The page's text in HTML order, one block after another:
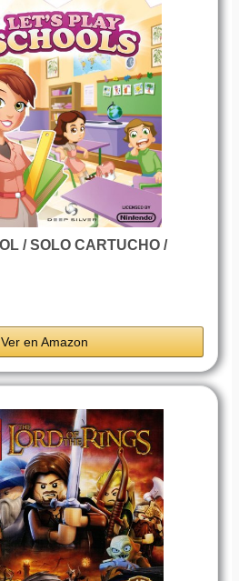
/ SOLO CARTUCHO /
Ver en Amazon